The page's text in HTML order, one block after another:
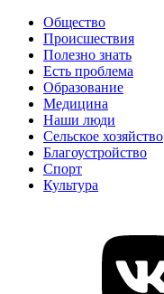
Общество
Происшествия
Полезно знать
Есть проблема
Образование
Медицина
Наши люди
Сельское хозяйство
Благоустройство
Спорт
Культура